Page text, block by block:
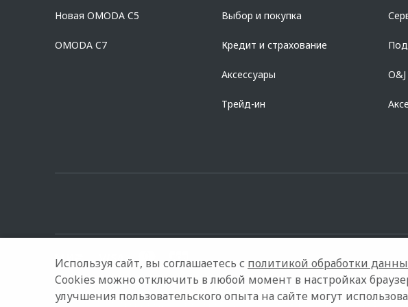
platformId=alfasiteКредит предоставляет АО Альфа-Банк. ИНН 7728168971 ОГРН
Новая OMODA C5
OMODA C7
Выбор и покупка
Кредит и страхование
Аксессуары
Трейд-ин
© 2026 Модельный ряд Архивные модели Контакты Правовая
Используя сайт, вы соглашаетесь с политикой обработки
Cookies можно отключить в любой момент в настройках
улучшения пользовательского опыта на сайте могут